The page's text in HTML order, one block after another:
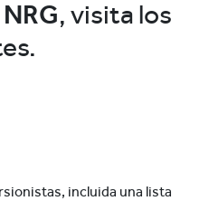
, visita los
incluida una lista